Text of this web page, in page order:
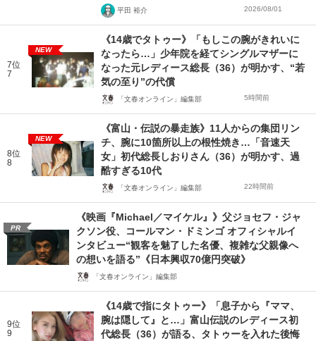
平田 裕介 2026/08/01
7位
7
NEW
《14歳でタトゥー》「もしこの腕がきれいに
なったら…」少年院を経てシングルマザーに
なった元レディース総長（36）が明かす、“若
気の至り”の代償
「文春オンライン」編集部 5時間前
8位
8
NEW
《富山・伝説の暴走族》11人からの集団リン
チ、腕に10箇所以上の根性焼き…「音速天
女」初代総長しおりさん（36）が明かす、過
酷すぎる10代
「文春オンライン」編集部 22時間前
PR
《映画『Michael／マイケル』》父ジョセフ・ジャ
クソン役、コールマン・ドミンゴ オフィシャルイ
ンタビュー“観客を魅了した名優、複雑な父親像へ
の想いを語る”《日本興収70億円突破》
「文春オンライン」編集部
9位
9
《14歳で指にタトゥー》「息子から『ママ、
腕は隠して』と…」富山伝説のレディース初
代総長（36）が語る、タトゥーを入れた後悔